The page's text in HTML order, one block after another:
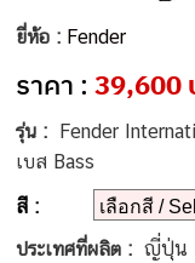
ยี่ห้อ : Fender
ราคา :39,600
รุ่น :
Fender
เบส Bass
สี :
ประเทศที่ผลิต :ญี่ปุ่น